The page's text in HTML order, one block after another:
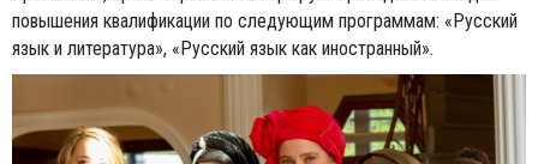
повышения квалификации по следующим программам: «Русский
язык и литература», «Русский язык как иностранный».